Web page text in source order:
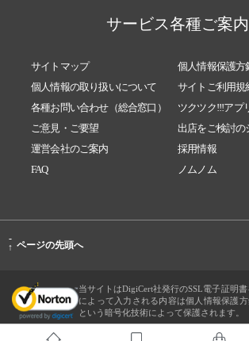
サービス各種ご案内
サイトマップ
個人情報保護方
個人情報の取り扱いについて
サイトご利用規
各種お問い合わせ（総合窓口）
ツクツク!!!アプ
ご意見・ご要望
出店をご検討の
運営会社のご案内
採用情報
FAQ
ノムノム
-
↑ ページの先頭へ
当サイトはDigiCert社発行のSSL電子証明
によって入力される内容は個人情報保護
という暗号化技術によって保護されます。